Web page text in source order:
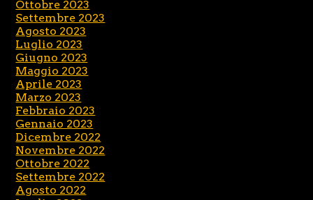
Ottobre 2023
Settembre 2023
Agosto 2023
Luglio 2023
Giugno 2023
Maggio 2023
Aprile 2023
Marzo 2023
Febbraio 2023
Gennaio 2023
Dicembre 2022
Novembre 2022
Ottobre 2022
Settembre 2022
Agosto 2022